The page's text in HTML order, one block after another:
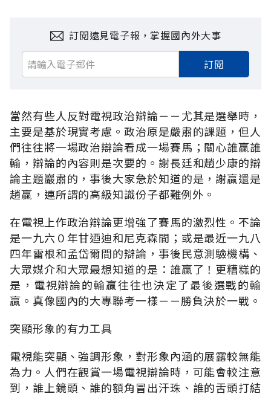
訂閱遠見電子報，掌握國內外大事
訂閱
當然有些人反對電視政治辯論－－尤其是選舉時，
主要是基於現實考慮。政治原是嚴肅的課題，但人
們往往將一場政治辯論看成一場賽馬；關心誰贏誰
輸，辯論的內容則是次要的。謝長廷和趙少康的辯
論主題巖肅的，事後大家急於知道的是，謝贏還是
趙贏，連所謂的高級知識份子都難例外。
在電視上作政治辯論更增強了賽馬的激烈性。不論
是一九六０年甘迺迪和尼克森間；或是最近一九八
四年雷根和孟岱爾間的辯論，事後民意測驗機構、
大眾媒介和大眾最想知道的是：誰贏了！更糟糕的
是，電視辯論的輸贏往往也決定了最後選戰的輸
贏。真像國內的大專聯考一樣－－勝負決於一戰。
突顯形象的有力工具
電視能突顯、強調形象，對形象內涵的展露較無能
為力。人們在觀賞一場電視辯論時，可能會較注意
到，誰上鏡頭、誰的額角冒出汗珠、誰的舌頭打結